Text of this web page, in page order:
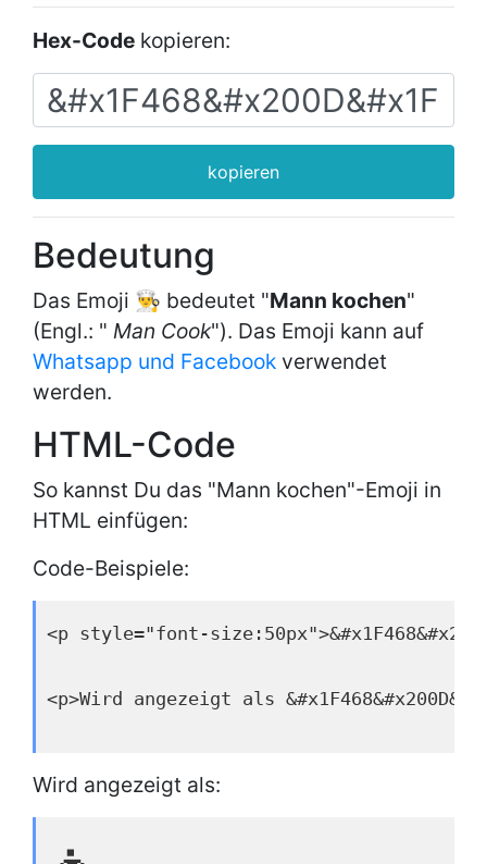
Hex-Code kopieren:
kopieren
Bedeutung
Das Emoji 👨‍🍳 bedeutet "Mann kochen"
(Engl.: " Man Cook"). Das Emoji kann auf
Whatsapp und Facebook verwendet
werden.
HTML-Code
So kannst Du das "Mann kochen"-Emoji in
HTML einfügen:
Code-Beispiele:
<p style="font-
<p>Wird angezeigt als
Wird angezeigt als: